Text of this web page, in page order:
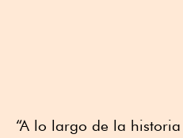
“A lo largo de la